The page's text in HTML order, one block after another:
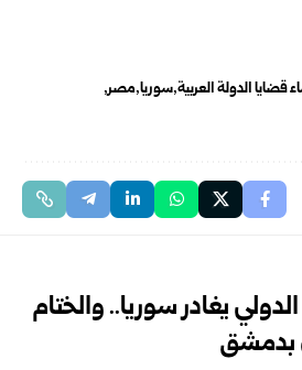
سوريا مصر
يغادر سوريا.. والختام
بدمشق